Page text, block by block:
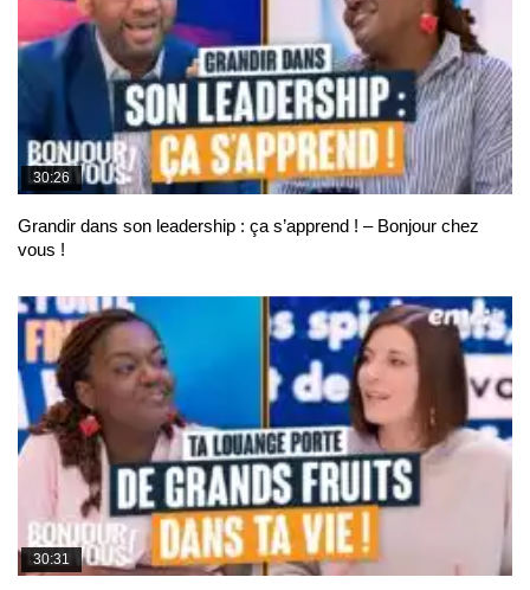
30:26
Grandir dans son leadership : ça s’apprend ! – Bonjour chez
vous !
30:31